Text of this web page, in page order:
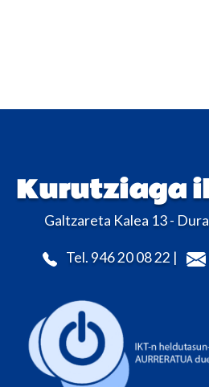
Kurutziaga
Galtzareta Kalea 13 -
Tel. 946 20 08 22 |